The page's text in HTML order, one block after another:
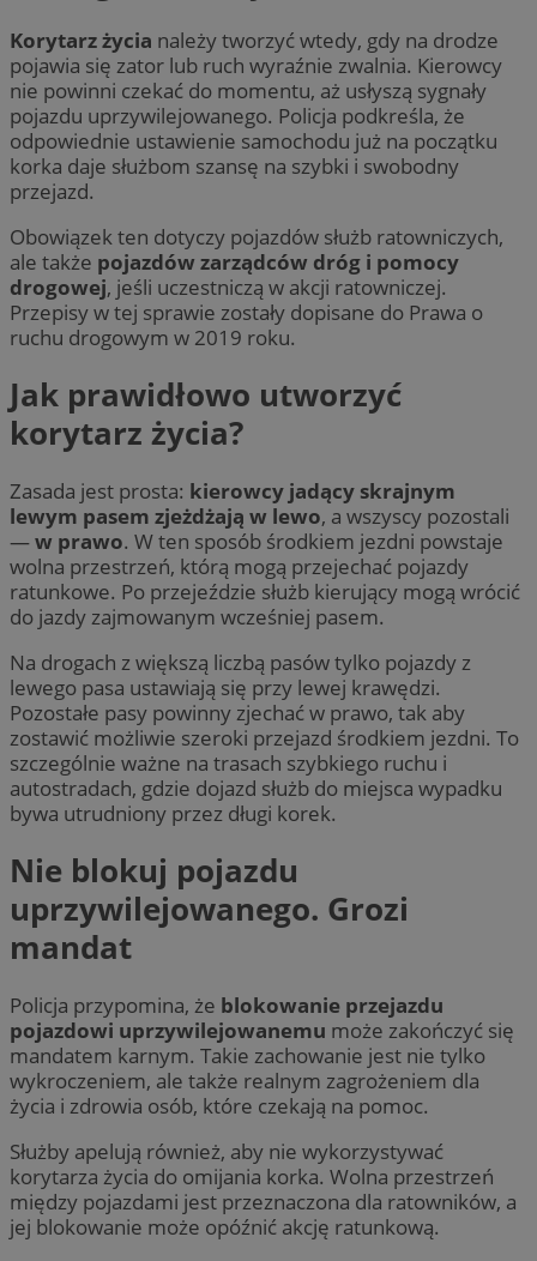
Korytarz życia należy tworzyć wtedy, gdy na drodze
pojawia się zator lub ruch wyraźnie zwalnia. Kierowcy
nie powinni czekać do momentu, aż usłyszą sygnały
pojazdu uprzywilejowanego. Policja podkreśla, że
odpowiednie ustawienie samochodu już na początku
korka daje służbom szansę na szybki i swobodny
przejazd.
Obowiązek ten dotyczy pojazdów służb ratowniczych,
ale także pojazdów zarządców dróg i pomocy
drogowej, jeśli uczestniczą w akcji ratowniczej.
Przepisy w tej sprawie zostały dopisane do Prawa o
ruchu drogowym w 2019 roku.
Jak prawidłowo utworzyć
korytarz życia?
Zasada jest prosta: kierowcy jadący skrajnym
lewym pasem zjeżdżają w lewo, a wszyscy pozostali
—w prawo. W ten sposób środkiem jezdni powstaje
wolna przestrzeń, którą mogą przejechać pojazdy
ratunkowe. Po przejeździe służb kierujący mogą wrócić
do jazdy zajmowanym wcześniej pasem.
Na drogach z większą liczbą pasów tylko pojazdy z
lewego pasa ustawiają się przy lewej krawędzi.
Pozostałe pasy powinny zjechać w prawo, tak aby
zostawić możliwie szeroki przejazd środkiem jezdni. To
szczególnie ważne na trasach szybkiego ruchu i
autostradach, gdzie dojazd służb do miejsca wypadku
bywa utrudniony przez długi korek.
Nie blokuj pojazdu
uprzywilejowanego. Grozi
mandat
Policja przypomina, że blokowanie przejazdu
pojazdowi uprzywilejowanemu może zakończyć się
mandatem karnym. Takie zachowanie jest nie tylko
wykroczeniem, ale także realnym zagrożeniem dla
życia i zdrowia osób, które czekają na pomoc.
Służby apelują również, aby nie wykorzystywać
korytarza życia do omijania korka. Wolna przestrzeń
między pojazdami jest przeznaczona dla ratowników, a
jej blokowanie może opóźnić akcję ratunkową.